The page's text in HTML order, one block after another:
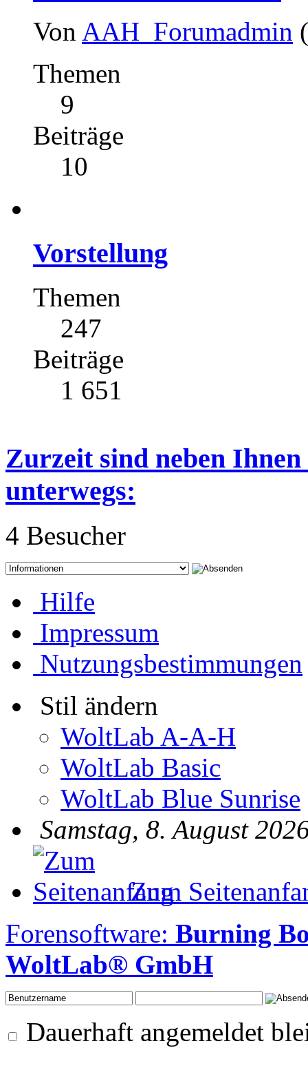
Von AAH_Forumadmin
Themen
9
Beiträge
10
Vorstellung
Themen
247
Beiträge
1 651
Zurzeit sind neben
unterwegs:
4 Besucher
Hilfe
Impressum
Nutzungsbestimmungen
Stil ändern
WoltLab A-A-H
WoltLab Basic
WoltLab Blue Sunrise
Samstag, 8. August
Zum
Forensoftware: Burning
WoltLab® GmbH
Dauerhaft angemeldet